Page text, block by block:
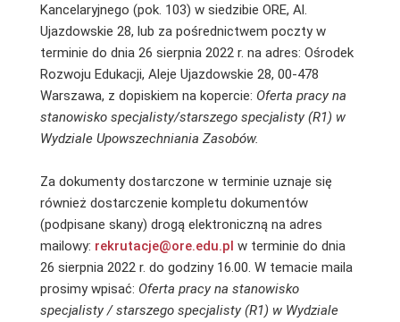
Kancelaryjnego (pok. 103) w siedzibie ORE, Al.
Ujazdowskie 28, lub za pośrednictwem poczty w
terminie do dnia 26 sierpnia 2022 r. na adres: Ośrodek
Rozwoju Edukacji, Aleje Ujazdowskie 28, 00-478
Warszawa, z dopiskiem na kopercie: Oferta pracy na
stanowisko specjalisty/starszego specjalisty (R1) w
Wydziale Upowszechniania Zasobów.
Za dokumenty dostarczone w terminie uznaje się
również dostarczenie kompletu dokumentów
(podpisane skany) drogą elektroniczną na adres
mailowy: rekrutacje@ore.edu.pl w terminie do dnia
26 sierpnia 2022 r. do godziny 16.00. W temacie maila
prosimy wpisać: Oferta pracy na stanowisko
specjalisty / starszego specjalisty (R1) w Wydziale